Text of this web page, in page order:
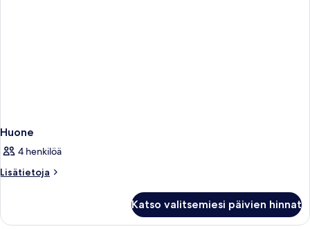
Huone
4 henkilöä
Lisätietoja
Lisätietoja
Katso valitsemiesi päivien hinnat